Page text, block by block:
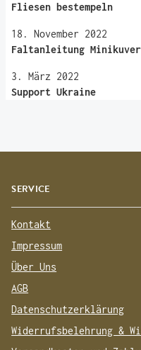
Fliesen bestempeln
18. November 2022
Faltanleitung
3. März 2022
Support Ukraine
SERVICE
Kontakt
Impressum
Über Uns
AGB
Datenschutzerklärung
Widerrufsbelehrung &